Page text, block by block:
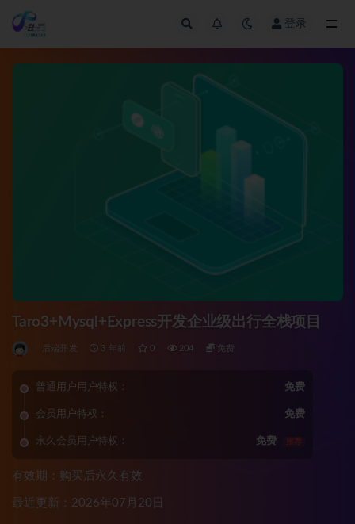
登录
Taro3+Mysql+Express开发企业级出行全栈项目
后端开发 3 年前 0 204 免费
普通用户用户特权： 免费
会员用户特权： 免费
永久会员用户特权： 免费 推荐
有效期：购买后永久有效
最近更新：2026年07月20日